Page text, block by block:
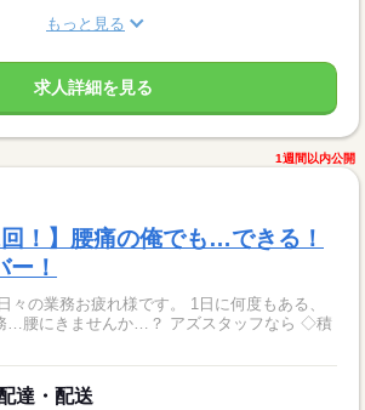
もっと見る
求人詳細を見る
1週間以内公開
回！】腰痛の俺でも…できる！
！
んか…？ アズスタッフなら ◇積
達・配送